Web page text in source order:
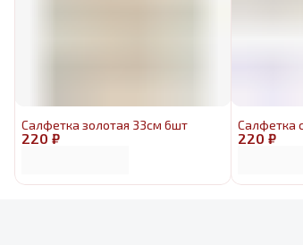
220 ₽
Салфетка золотая 33см 6шт
220 ₽
Салфетка